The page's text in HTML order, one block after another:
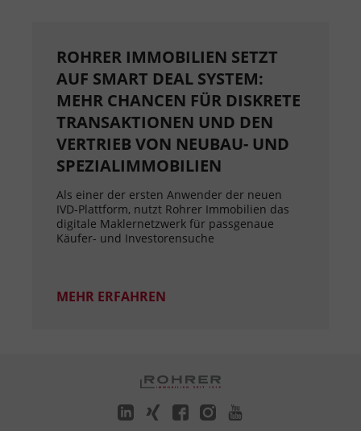
ROHRER IMMOBILIEN SETZT
AUF SMART DEAL SYSTEM:
MEHR CHANCEN FÜR DISKRETE
TRANSAKTIONEN UND DEN
VERTRIEB VON NEUBAU- UND
SPEZIALIMMOBILIEN
Als einer der ersten Anwender der neuen
IVD-Plattform, nutzt Rohrer Immobilien das
digitale Maklernetzwerk für passgenaue
Käufer- und Investorensuche
MEHR ERFAHREN